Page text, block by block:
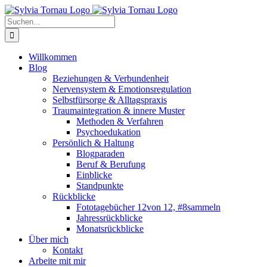
Zum
Inhalt
springen
Suche
nach:
Willkommen
Blog
Beziehungen & Verbundenheit
Nervensystem & Emotionsregulation
Selbstfürsorge & Alltagspraxis
Traumaintegration & innere Muster
Methoden & Verfahren
Psychoedukation
Persönlich & Haltung
Blogparaden
Beruf & Berufung
Einblicke
Standpunkte
Rückblicke
Fototagebücher 12von 12, #8sammeln
Jahressrückblicke
Monatsrückblicke
Über mich
Kontakt
Arbeite mit mir